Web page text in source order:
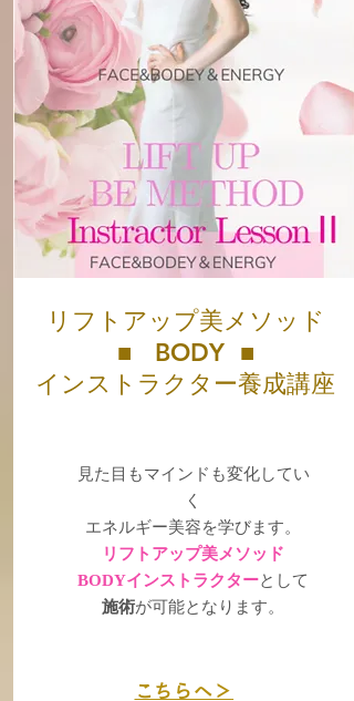
リフトアップ美メソッド
■ BODY ■
​インストラクター養成講座
見た目もマインドも変化してい
く
エネルギー美容を学びます。
リフトアップ美メソッド
BODYインストラクターとして
施術が可能となります。
こちらへ＞